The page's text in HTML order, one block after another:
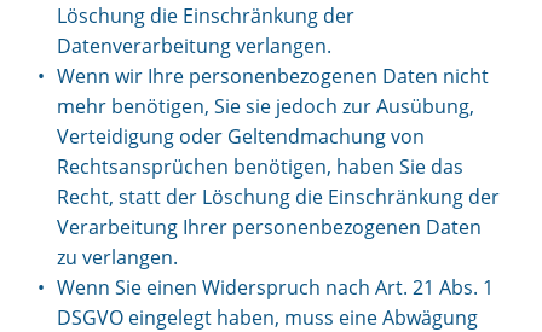
Löschung die Einschränkung der
Datenverarbeitung verlangen.
Wenn wir Ihre personenbezogenen Daten nicht
mehr benötigen, Sie sie jedoch zur Ausübung,
Verteidigung oder Geltendmachung von
Rechtsansprüchen benötigen, haben Sie das
Recht, statt der Löschung die Einschränkung der
Verarbeitung Ihrer personenbezogenen Daten
zu verlangen.
Wenn Sie einen Widerspruch nach Art. 21 Abs. 1
DSGVO eingelegt haben, muss eine Abwägung